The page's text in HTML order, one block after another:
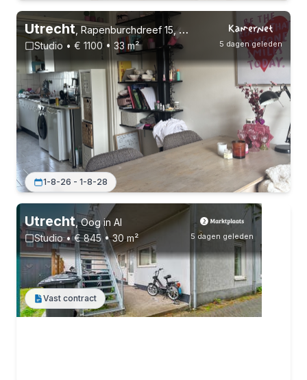
Vast contract
5 dagen geleden
Utrecht Rapenburchdreef 15, Overvecht
Studio • € 1100 • 33 m²
1-8-26 - 1-8-28
5 dagen geleden
Utrecht ,Oog in Al
Studio • € 845 • 30 m²
Vast contract